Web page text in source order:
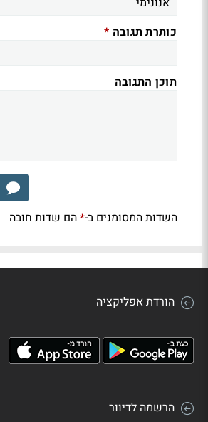
כותרת תגובה *
תוכן התגובה
השדות המסומנים ב-*הם שדות חובה
הורדת אפליקציה
הרשמה לדיוור